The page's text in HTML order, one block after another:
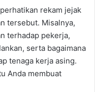
rekam jejak
tersebut. Misalnya,
terhadap pekerja,
serta bagaimana
tenaga kerja asing.
Anda membuat